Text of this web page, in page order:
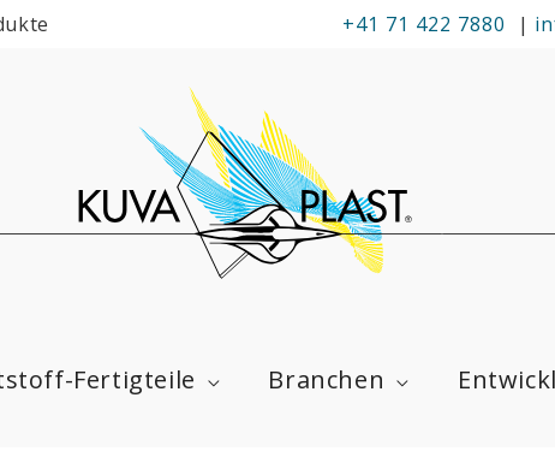
+41 71 422 7880 |
Fertigteile Branchen